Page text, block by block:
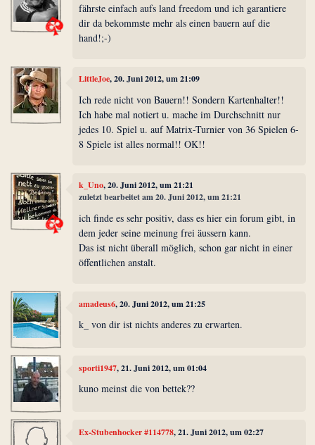
fährste einfach aufs land freedom und ich garantiere
dir da bekommste mehr als einen bauern auf die
hand!;-)
LittleJoe, 20. Juni 2012, um 21:09
Ich rede nicht von Bauern!! Sondern Kartenhalter!!
Ich habe mal notiert u. mache im Durchschnitt nur
jedes 10. Spiel u. auf Matrix-Turnier von 36 Spielen 6-
8 Spiele ist alles normal!! OK!!
k_Uno, 20. Juni 2012, um 21:21
zuletzt bearbeitet am 20. Juni 2012, um 21:21
ich finde es sehr positiv, dass es hier ein forum gibt, in
dem jeder seine meinung frei äussern kann.
Das ist nicht überall möglich, schon gar nicht in einer
öffentlichen anstalt.
amadeus6, 20. Juni 2012, um 21:25
k_ von dir ist nichts anderes zu erwarten.
sporti1947, 21. Juni 2012, um 01:04
kuno meinst die von bettek??
Ex-Stubenhocker #114778, 21. Juni 2012, um 02:27